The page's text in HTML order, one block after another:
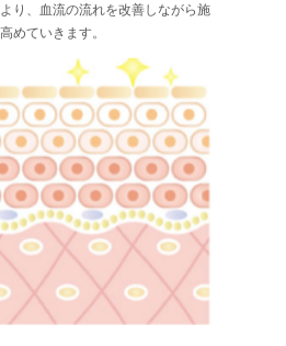
り、血流の流れを改善しながら施
めていきます。